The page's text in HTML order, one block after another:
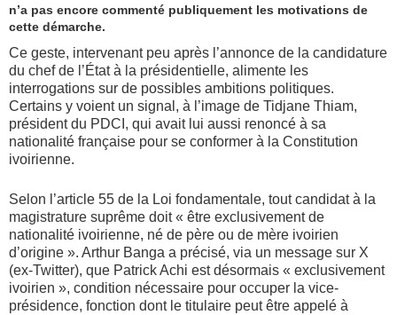
n’a pas encore commenté publiquement les motivations de
cette démarche.
Ce geste, intervenant peu après l’annonce de la candidature
du chef de l’État à la présidentielle, alimente les
interrogations sur de possibles ambitions politiques.
Certains y voient un signal, à l’image de Tidjane Thiam,
président du PDCI, qui avait lui aussi renoncé à sa
nationalité française pour se conformer à la Constitution
ivoirienne.
Selon l’article 55 de la Loi fondamentale, tout candidat à la
magistrature suprême doit « être exclusivement de
nationalité ivoirienne, né de père ou de mère ivoirien
d’origine ». Arthur Banga a précisé, via un message sur X
(ex-Twitter), que Patrick Achi est désormais « exclusivement
ivoirien », condition nécessaire pour occuper la vice-
présidence, fonction dont le titulaire peut être appelé à